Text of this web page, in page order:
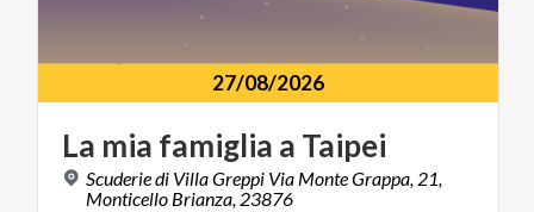
27/08/2026
La mia famiglia a Taipei
Scuderie di Villa Greppi Via Monte Grappa, 21,
Monticello Brianza, 23876